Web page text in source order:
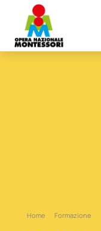
Home Formazione